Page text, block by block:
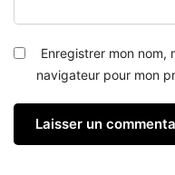
Enregistrer mon nom,
navigateur pour mon